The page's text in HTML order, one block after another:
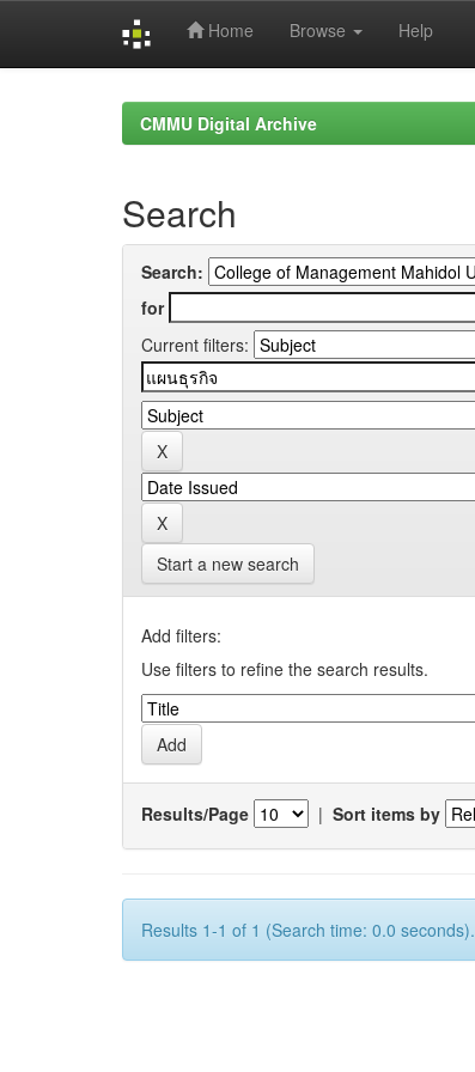
Home Browse Help
CMMU Digital Archive
Search
Search:
for
Current filters:
Start a new search
Add filters:
Use filters to refine the search results.
Results/Page | Sort items by
Results 1-1 of 1 (Search time: 0.0 seconds).